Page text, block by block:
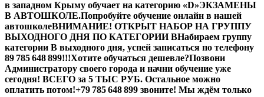
в западном Крыму обучает на категорию «D»ЭКЗАМЕНЫ
В АВТОШКОЛЕ.Попробуйте обучение онлайн в нашей
автошколеВНИМАНИЕ! ОТКРЫТ НАБОР НА ГРУППУ
ВЫХОДНОГО ДНЯ ПО КАТЕГОРИИ ВНабираем группу
категории В выходного дня, успей записаться по телефону
89 785 648 899!!!Хотите обучаться дешевле?Позвони
Администратору своего города и начни обучение уже
сегодня! ВСЕГО за 5 ТЫС РУБ. Остальное можно
оплатить потом!+79 785 648 899 звоните! Мы ждём только